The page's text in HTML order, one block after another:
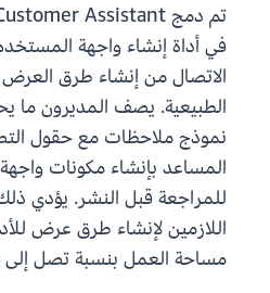
في أداة إنشاء واجهة
الاتصال من إنشاء طرق العرض
الطبيعية. يصف المديرون ما
نموذج ملاحظات مع حقول
المساعد بإنشاء مكونات
للمراجعة قبل النشر. يؤدي
اللازمين لإنشاء طرق عرض
مساحة العمل بنسبة تصل إلى 70%.